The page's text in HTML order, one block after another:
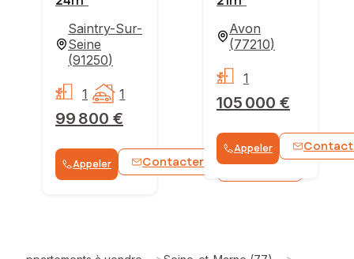
Saintry-Sur-
Seine
(91250)
99 800 €
1 1
Appeler Contacter WhatsApp
Avon
(77210)
105 000 €
1
Appeler